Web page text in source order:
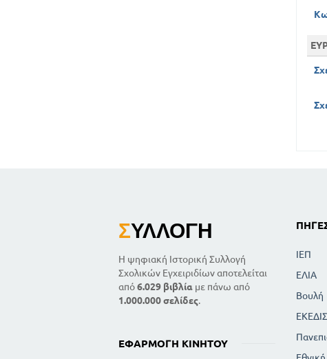
ΣΥΛΛΟΓΉ
Η ψηφιακή Ιστορική Συλλογή
Σχολικών Εγχειριδίων αποτελείται
από6.029 βιβλία με πάνω από
1.000.000 σελίδες.
ΕΦΑΡΜΟΓΉ ΚΙΝΗΤΟΎ
ΙΕΠ
ΕΛΙΑ
Βουλή